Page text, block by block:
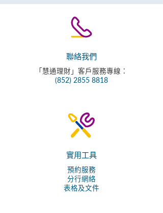
聯絡我們
「慧通理財」客戶服務專線：
(852) 2855 8818
實用工具
預約服務
分行網絡
表格及文件